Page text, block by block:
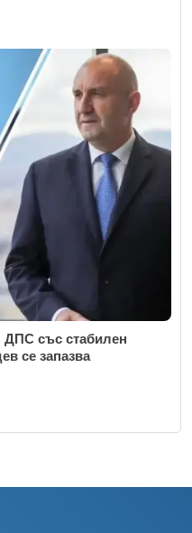
ДПС със стабилен
се запазва